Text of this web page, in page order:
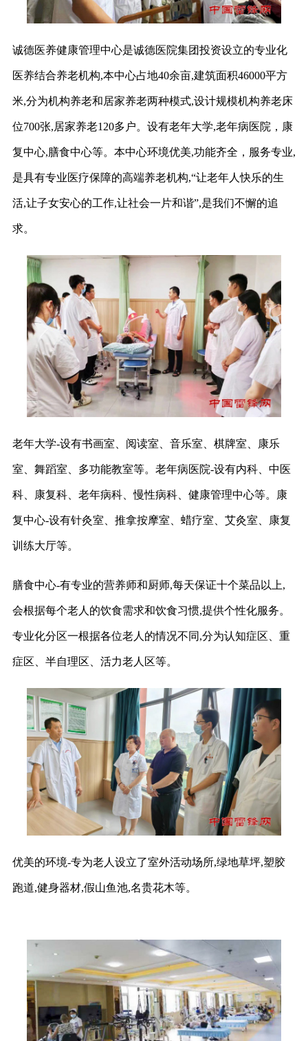
诚德医养健康管理中心是诚德医院集团投资设立的专业化
医养结合养老机构,本中心占地40余亩,建筑面积46000平方
米,分为机构养老和居家养老两种模式,设计规模机构养老床
位700张,居家养老120多户。设有老年大学,老年病医院，康
复中心,膳食中心等。本中心环境优美,功能齐全，服务专业,
是具有专业医疗保障的高端养老机构,“让老年人快乐的生
活,让子女安心的工作,让社会一片和谐”,是我们不懈的追
求。
老年大学-设有书画室、阅读室、音乐室、棋牌室、康乐
室、舞蹈室、多功能教室等。老年病医院-设有内科、中医
科、康复科、老年病科、慢性病科、健康管理中心等。康
复中心-设有针灸室、推拿按摩室、蜡疗室、艾灸室、康复
训练大厅等。
膳食中心-有专业的营养师和厨师,每天保证十个菜品以上,
会根据每个老人的饮食需求和饮食习惯,提供个性化服务。
专业化分区一根据各位老人的情况不同,分为认知症区、重
症区、半自理区、活力老人区等。
优美的环境-专为老人设立了室外活动场所,绿地草坪,塑胶
跑道,健身器材,假山鱼池,名贵花木等。